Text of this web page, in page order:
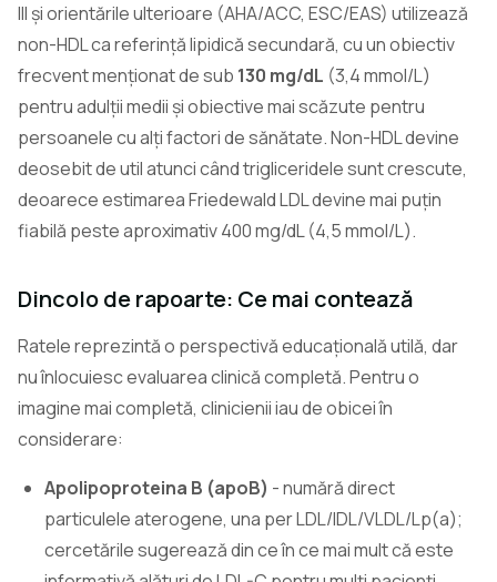
III și orientările ulterioare (AHA/ACC, ESC/EAS) utilizează
non-HDL ca referință lipidică secundară, cu un obiectiv
frecvent menționat de sub 130 mg/dL (3,4 mmol/L)
pentru adulții medii și obiective mai scăzute pentru
persoanele cu alți factori de sănătate. Non-HDL devine
deosebit de util atunci când trigliceridele sunt crescute,
deoarece estimarea Friedewald LDL devine mai puțin
fiabilă peste aproximativ 400 mg/dL (4,5 mmol/L).
Dincolo de rapoarte: Ce mai contează
Ratele reprezintă o perspectivă educațională utilă, dar
nu înlocuiesc evaluarea clinică completă. Pentru o
imagine mai completă, clinicienii iau de obicei în
considerare:
Apolipoproteina B (apoB) - numără direct
particulele aterogene, una per LDL/IDL/VLDL/Lp(a);
cercetările sugerează din ce în ce mai mult că este